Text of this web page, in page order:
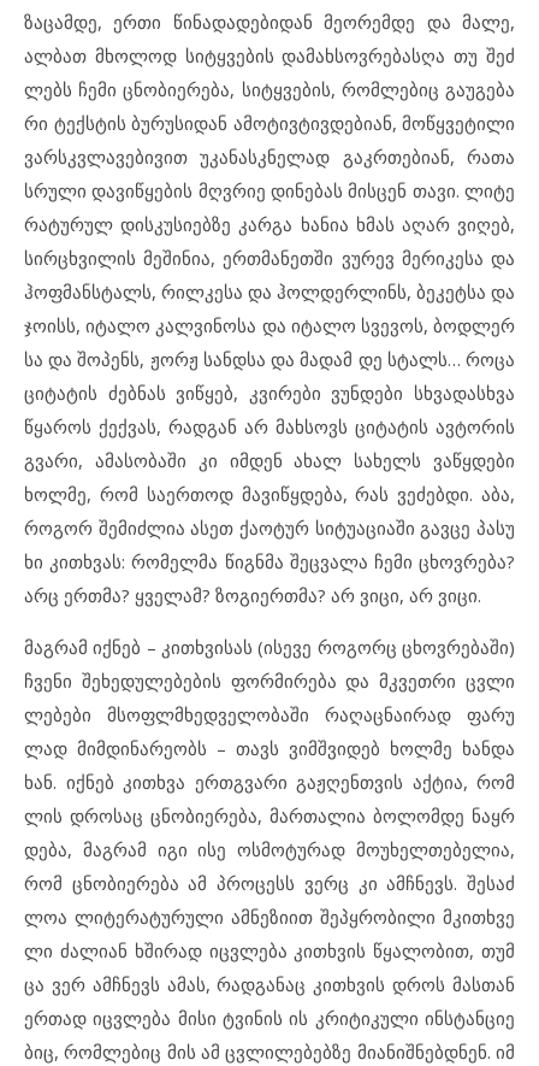
ზაცამდე, ერთი წინადადებიდან მეორემდე და მალე,
ალბათ მხოლოდ სიტყვების დამახსოვრებასღა თუ შეძ
ლებს ჩემი ცნობიერება, სიტყვების, რომლებიც გაუგება
რი ტექსტის ბურუსიდან ამოტივტივდებიან, მოწყვეტილი
ვარსკვლავებივით უკანასკნელად გაკრთებიან, რათა
სრული დავიწყების მღვრიე დინებას მისცენ თავი. ლიტე
რატურულ დისკუსიებზე კარგა ხანია ხმას აღარ ვიღებ,
სირცხვილის მეშინია, ერთმანეთში ვურევ მერიკესა და
ჰოფმანსტალს, რილკესა და ჰოლდერლინს, ბეკეტსა და
ჯოისს, იტალო კალვინოსა და იტალო სვევოს, ბოდლერ
სა და შოპენს, ჟორჟ სანდსა და მადამ დე სტალს… როცა
ციტატის ძებნას ვიწყებ, კვირები ვუნდები სხვადასხვა
წყაროს ქექვას, რადგან არ მახსოვს ციტატის ავტორის
გვარი, ამასობაში კი იმდენ ახალ სახელს ვაწყდები
ხოლმე, რომ საერთოდ მავიწყდება, რას ვეძებდი. აბა,
როგორ შემიძლია ასეთ ქაოტურ სიტუაციაში გავცე პასუ
ხი კითხვას: რომელმა წიგნმა შეცვალა ჩემი ცხოვრება?
არც ერთმა? ყველამ? ზოგიერთმა? არ ვიცი, არ ვიცი.
მაგრამ იქნებ – კითხვისას (ისევე როგორც ცხოვრებაში)
ჩვენი შეხედულებების ფორმირება და მკვეთრი ცვლი
ლებები მსოფლმხედველობაში რაღაცნაირად ფარუ
ლად მიმდინარეობს – თავს ვიმშვიდებ ხოლმე ხანდა
ხან. იქნებ კითხვა ერთგვარი გაჟღენთვის აქტია, რომ
ლის დროსაც ცნობიერება, მართალია ბოლომდე ნაყრ
დება, მაგრამ იგი ისე ოსმოტურად მოუხელთებელია,
რომ ცნობიერება ამ პროცესს ვერც კი ამჩნევს. შესაძ
ლოა ლიტერატურული ამნეზიით შეპყრობილი მკითხვე
ლი ძალიან ხშირად იცვლება კითხვის წყალობით, თუმ
ცა ვერ ამჩნევს ამას, რადგანაც კითხვის დროს მასთან
ერთად იცვლება მისი ტვინის ის კრიტიკული ინსტანციე
ბიც, რომლებიც მის ამ ცვლილებებზე მიანიშნებდნენ. იმ